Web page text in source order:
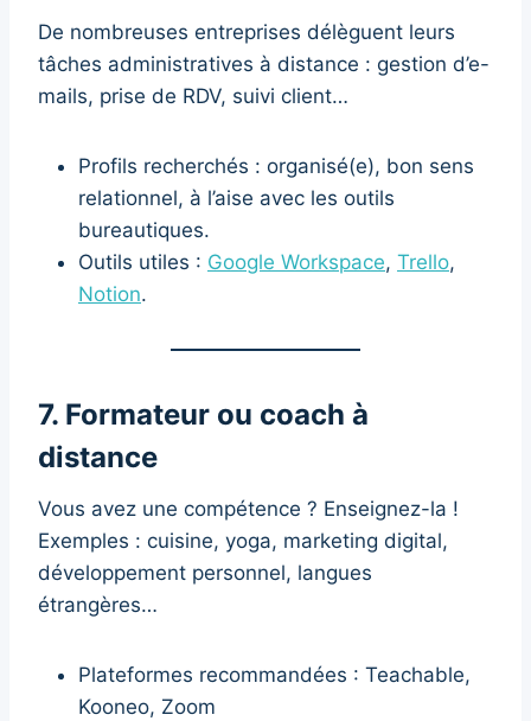
De nombreuses entreprises délèguent leurs
tâches administratives à distance : gestion d’e-
mails, prise de RDV, suivi client…
Profils recherchés : organisé(e), bon sens
relationnel, à l’aise avec les outils
bureautiques.
Outils utiles : Google Workspace, Trello,
Notion.
7. Formateur ou coach à
distance
Vous avez une compétence ? Enseignez-la !
Exemples : cuisine, yoga, marketing digital,
développement personnel, langues
étrangères…
Plateformes recommandées : Teachable,
Kooneo, Zoom